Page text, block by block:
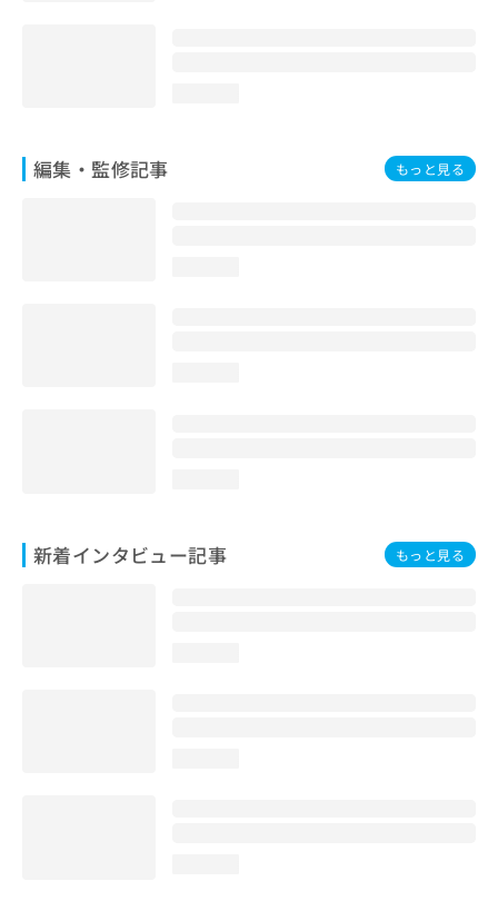
編集・監修記事 もっと見る
新着インタビュー記事 もっと見る